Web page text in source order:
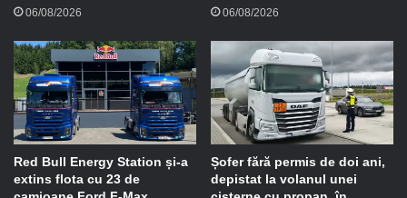
06/08/2026 06/08/2026
Red Bull Energy Station și-a
extins flota cu 23 de
Șofer fără permis de doi ani,
depistat la volanul unei